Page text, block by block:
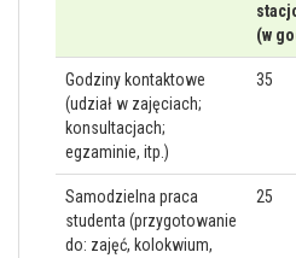
(w
Godziny kontaktowe
(udział w zajęciach;
konsultacjach;
egzaminie, itp.)
35
Samodzielna praca
studenta (przygotowanie
do: zajęć, kolokwium,
25